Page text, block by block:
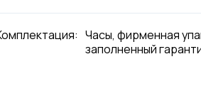
Часы, фирменная
заполненный